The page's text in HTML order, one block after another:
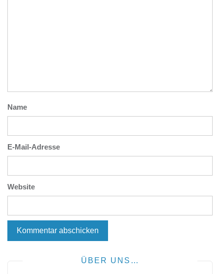
Name
E-Mail-Adresse
Website
ÜBER UNS…